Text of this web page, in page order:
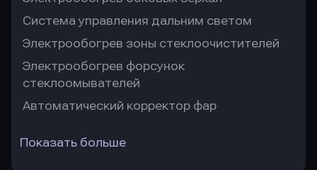
Система управления дальним светом
Электрообогрев зоны стеклоочистителей
Электрообогрев форсунок
стеклоомывателей
Автоматический корректор фар
Показать больше